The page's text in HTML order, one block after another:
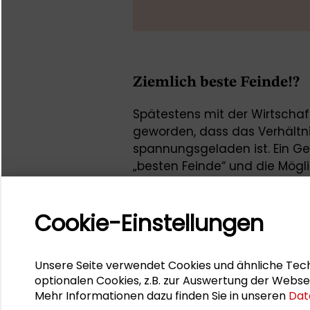
Ziemlich beste Feinde!?
Spätestens mit der
geworden, dass das
spannungsgeladen ist. Ein
„besten Feinde“ und die
Prof. Dr. Wolfgang Merkel,
Sozialforschung
Wirtschaft und Energie
Moderation: Prof. Dr. Dirk
Cookie-Einstellungen
Unsere Seite verwendet Cookies und ähnliche
optionalen Cookies, z.B. zur Auswertung der
Mehr Informationen dazu finden Sie in unseren